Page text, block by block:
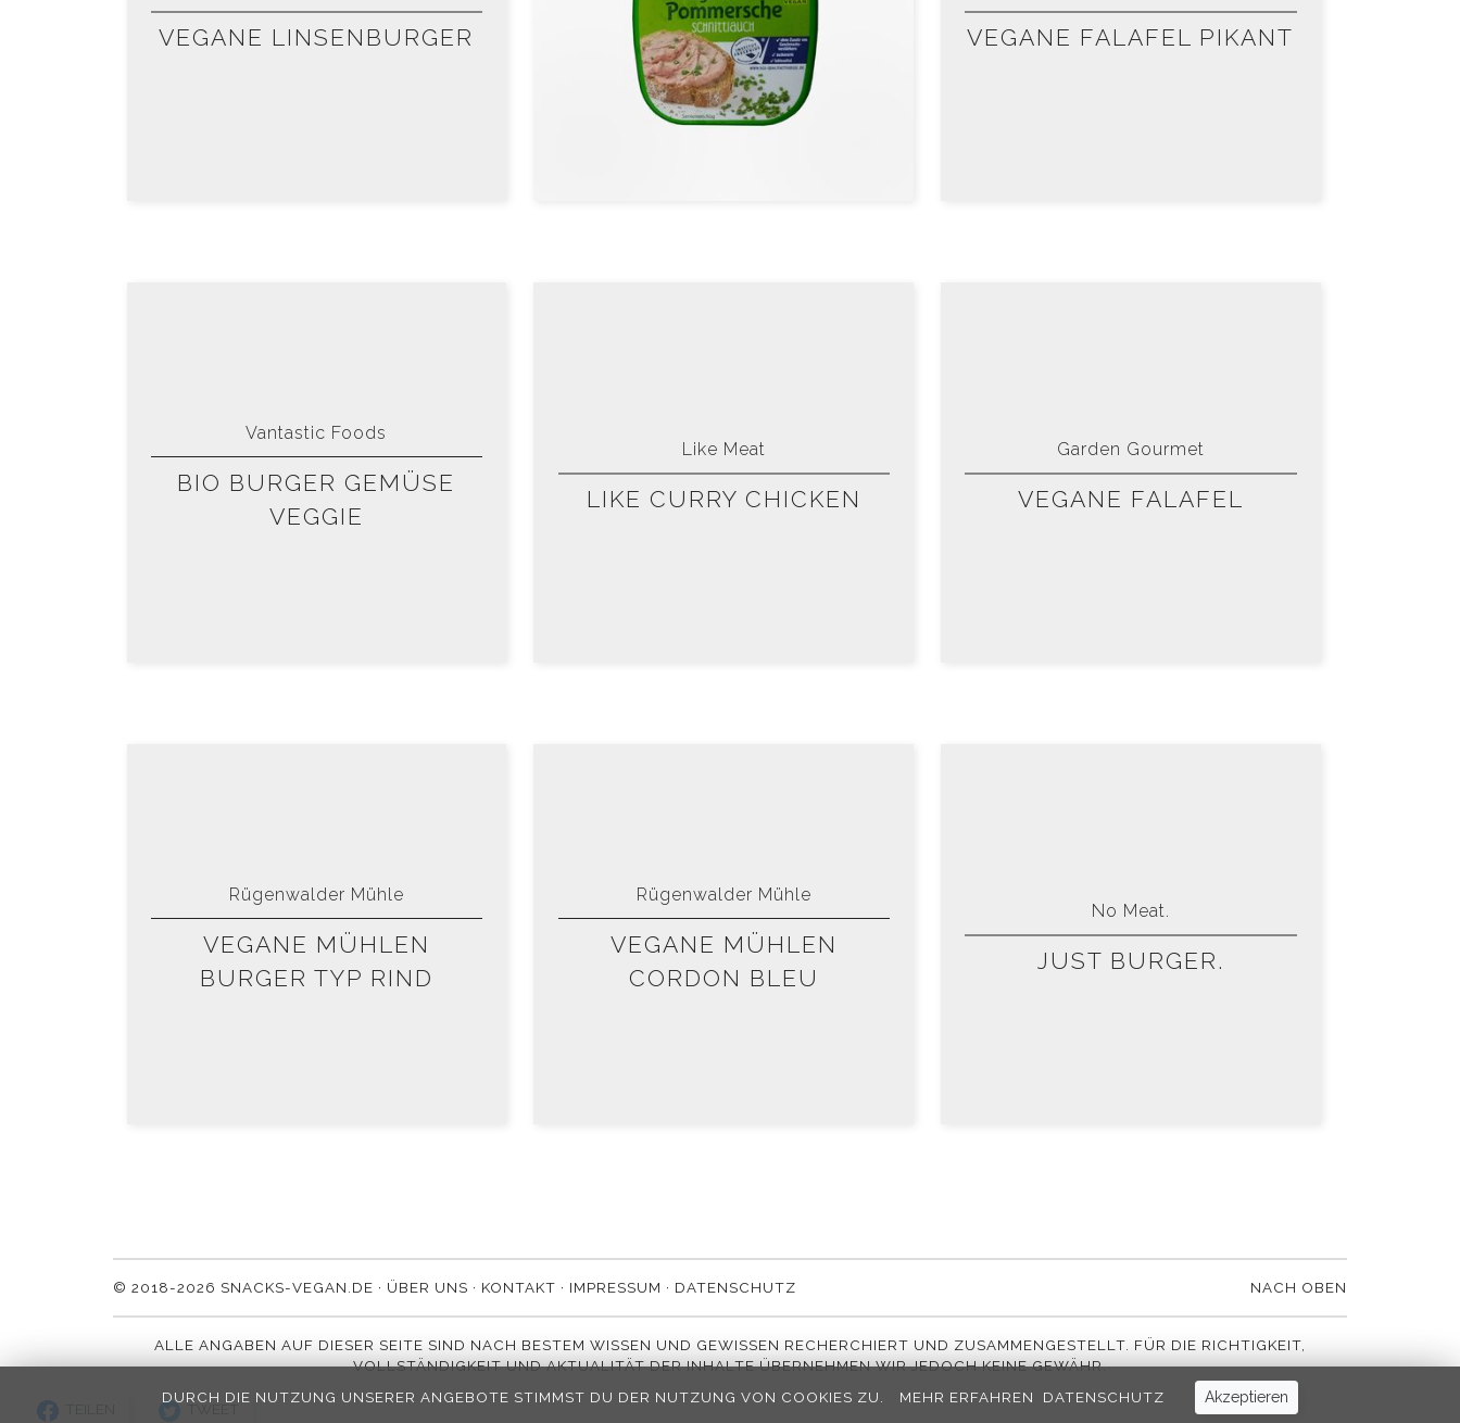
DURCH DIE NUTZUNG UNSERER ANGEBOTE STIMMST DU DER NUTZUNG VON COOKIES ZU. MEHR ERFAHREN DATENSCHUTZ Akzeptieren
VEGANE LINSENBURGER VEGANE FALAFEL PIKANT
Vantastic Foods
BIO BURGER GEMÜSE
VEGGIE
Like Meat
LIKE CURRY CHICKEN
Garden Gourmet
VEGANE FALAFEL
Rügenwalder Mühle
VEGANE MÜHLEN
BURGER TYP RIND
Rügenwalder Mühle
VEGANE MÜHLEN
CORDON BLEU
No Meat.
JUST BURGER.
NACH OBEN
© 2018-2026 SNACKS-VEGAN.DE · ÜBER UNS · KONTAKT · IMPRESSUM · DATENSCHUTZ
ALLE ANGABEN AUF DIESER SEITE SIND NACH BESTEM WISSEN UND GEWISSEN RECHERCHIERT UND ZUSAMMENGESTELLT. FÜR DIE RICHTIGKEIT,
VOLLSTÄNDIGKEIT UND AKTUALITÄT DER INHALTE ÜBERNEHMEN WIR JEDOCH KEINE GEWÄHR.